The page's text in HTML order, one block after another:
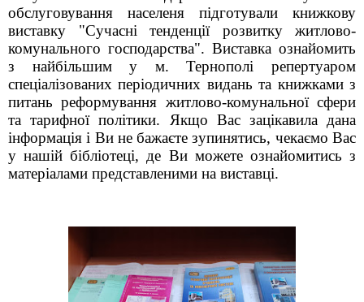
обслуговування населеня підготували книжкову
виставку "Сучасні тенденції розвитку житлово-
комунального господарства". Виставка ознайомить
з найбільшим у м. Тернополі репертуаром
спеціалізованих періодичних видань та книжками з
питань реформування житлово-комунальної сфери
та тарифної політики. Якщо Вас зацікавила дана
інформація і Ви не бажаєте зупинятись, чекаємо Вас
у нашій бібліотеці, де Ви можете ознайомитись з
матеріалами представленими на виставці.